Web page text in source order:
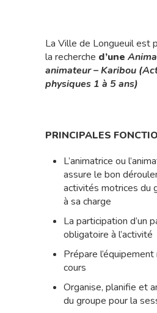
La Ville de Longueuil est
la recherche d’une
animateur – Karibou
physiques 1 à 5 ans)
PRINCIPALES
L’animatrice ou
assure le bon
activités motrices du
à sa charge
La participation d’un
obligatoire à l’activité
Prépare
cours
Organise, planifie et
du groupe pour la